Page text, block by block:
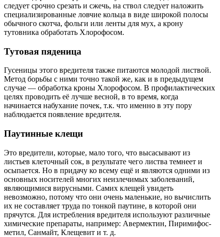
следует срочно срезать и сжечь, на ствол следует наложить
специализированные ловчие кольца в виде широкой полосы
обычного скотча, фольги или ленты для мух, а крону
тутовника обработать Хлорофосом.
Тутовая пяденица
Гусеницы этого вредителя также питаются молодой листвой.
Метод борьбы с ними точно такой же, как и в предыдущем
случае — обработка кроны Хлорофосом. В профилактических
целях проводить её лучше весной, в то время, когда
начинается набухание почек, т.к. что именно в эту пору
наблюдается появление вредителя.
Паутинные клещи
Это вредители, которые, мало того, что высасывают из
листьев клеточный сок, в результате чего листва темнеет и
осыпается. Но в придачу ко всему ещё и являются одними из
основных носителей многих неизлечимых заболеваний,
являющимися вирусными. Самих клещей увидеть
невозможно, потому что они очень маленькие, но вычислить
их не составляет труда по тонкой паутине, в которой они
прячутся. Для истребления вредителя используют различные
химические препараты, например: Авермектин, Пиримифос-
метил, Санмайт, Клещевит и т. д.